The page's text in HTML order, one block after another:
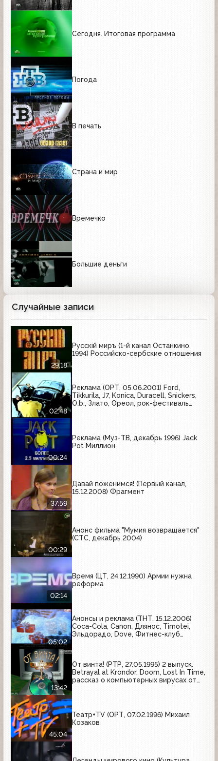
Сегодня. Итоговая программа
Погода
В печать
Страна и мир
Времечко
Большие деньги
Случайные записи
29:18
Русскiй миръ (1-й канал Останкино,
1994) Российско-сербские отношения
02:48
Реклама (ОРТ, 05.06.2001) Ford,
Tikkurila, J7, Konica, Duracell, Snickers,
O.b., Злато, Ореол, рок-фестиваль
00:24
Реклама (Муз-ТВ, декабрь 1996) Jack
Pot Миллион
37:59
Давай поженимся! (Первый канал,
15.12.2008) Фрагмент
00:29
Анонс фильма "Мумия возвращается"
(СТС, декабрь 2004)
02:14
Время (ЦТ, 24.12.1990) Армии нужна
реформа
05:02
Анонсы и реклама (ТНТ, 15.12.2006)
Coca-Cola, Canon, Длянос, Timotei,
Эльдорадо, Dove, Фитнес-клуб
13:42
От винта! (РТР, 27.05.1995) 2 выпуск.
Betrayal at Krondor, Doom, Lost In Time,
рассказ о компьютерных вирусах от
45:04
Театр+TV (ОРТ, 07.02.1996) Михаил
Козаков